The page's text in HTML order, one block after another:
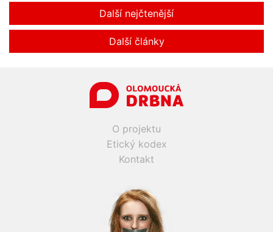
Další nejčtenější
Další články
O projektu
Etický kodex
Kontakt